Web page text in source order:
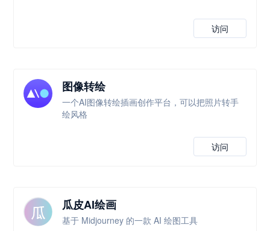
访问
图像转绘
一个AI图像转绘插画创作平台，可以把照片转手
绘风格
访问
瓜皮AI绘画
基于 Midjourney 的一款 AI 绘图工具